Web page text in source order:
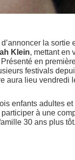
la sortie
Klein, mettant en
Présenté en
festivals
aura lieu vendredi
enfants adultes
à une
30 ans plus tôt.